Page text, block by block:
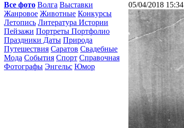
Все фото Волга Выставки
Жанровое Животные Конкурсы
Летопись Литература Истории
Пейзажи Портреты Портфолио
Праздники Даты Природа
Путешествия Саратов Свадебные
Мода События Спорт Справочная
Фотографы Энгельс Юмор
05/04/2018 15:34